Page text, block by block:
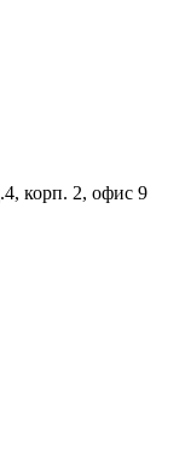
корп. 2, офис 9